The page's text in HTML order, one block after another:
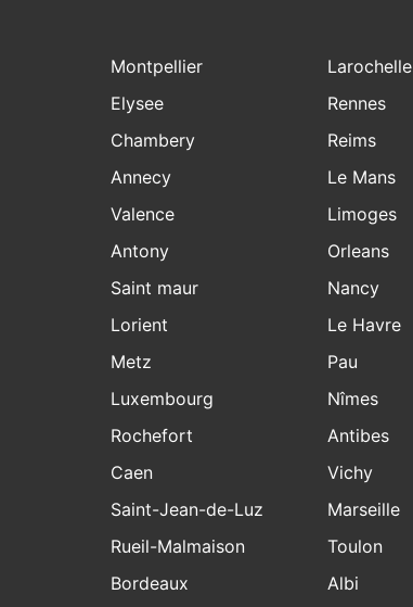
Montpellier
Elysee
Chambery
Annecy
Valence
Antony
Saint maur
Lorient
Metz
Luxembourg
Rochefort
Larochelle
Rennes
Reims
Le Mans
Limoges
Orleans
Nancy
Le Havre
Pau
Nîmes
Antibes
Caen
Saint-Jean-de-Luz
Rueil-Malmaison
Bordeaux
Vichy
Marseille
Toulon
Albi